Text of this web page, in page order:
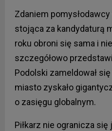
Zdaniem
stojąca za kandydaturą
roku obroni się sama i
szczegółowo
Podolski zameldował
miasto zyskało
o zasięgu globalnym.
Piłkarz nie ogranicza